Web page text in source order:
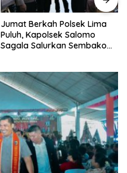
Jumat Berkah Polsek Lima
Puluh, Kapolsek Salomo
Sagala Salurkan Sembako